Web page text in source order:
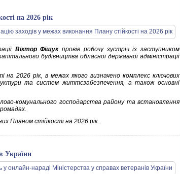
на 2026 рік
Віктор Фіщукпровів робочу зустріч із заступником
будівництва обласної державної адміністрації
на 2026 рік, в межах якого визначено комплекс ключових
та систем життєзабезпечення, а також основні
комунального господарства району та встановлення
Планом стійкості на 2026 рік.
України